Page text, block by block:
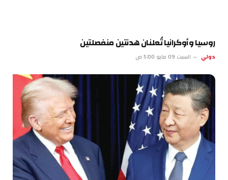
روسيا وأوكرانيا تُعلنان هدنتين منفصلتين
دولي السبت 09 مايو 5:00 ص